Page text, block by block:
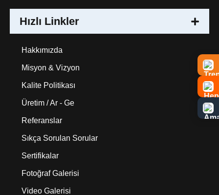
Hızlı Linkler
Hakkımızda
Misyon & Vizyon
Kalite Politikası
Üretim / Ar - Ge
Referanslar
Sıkça Sorulan Sorular
Sertifikalar
Fotoğraf Galerisi
Video Galerisi